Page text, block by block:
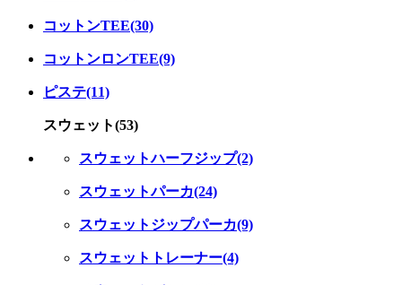
コットンTEE(30)
コットンロンTEE(9)
ピステ(11)
スウェット(53)
スウェットハーフジップ(2)
スウェットパーカ(24)
スウェットジップパーカ(9)
スウェットトレーナー(4)